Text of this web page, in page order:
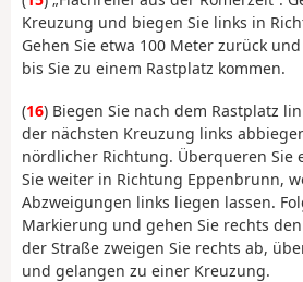
Kreuzung und biegen Sie links in
Gehen Sie etwa 100 Meter zurück
bis Sie zu einem Rastplatz kommen.
(16) Biegen Sie nach dem Rastplatz
der nächsten Kreuzung links
nördlicher Richtung. Überqueren Sie
Sie weiter in Richtung Eppenbrunn,
Abzweigungen links liegen lassen.
Markierung und gehen Sie rechts
der Straße zweigen Sie rechts ab,
und gelangen zu einer Kreuzung.